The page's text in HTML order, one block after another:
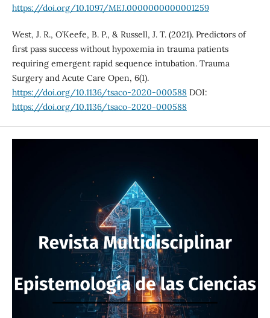
https://doi.org/10.1097/MEJ.0000000000001259
West, J. R., O’Keefe, B. P., & Russell, J. T. (2021). Predictors of
first pass success without hypoxemia in trauma patients
requiring emergent rapid sequence intubation. Trauma
Surgery and Acute Care Open, 6(1).
https://doi.org/10.1136/tsaco-2020-000588DOI:
https://doi.org/10.1136/tsaco-2020-000588